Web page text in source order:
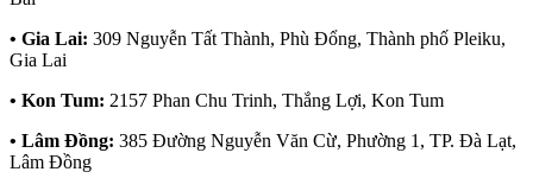
• Gia Lai: 309 Nguyễn Tất Thành, Phù Đổng, Thành phố Pleiku,
Gia Lai
• Kon Tum: 2157 Phan Chu Trinh, Thắng Lợi, Kon Tum
• Lâm Đồng: 385 Đường Nguyễn Văn Cừ, Phường 1, TP. Đà Lạt,
Lâm Đồng